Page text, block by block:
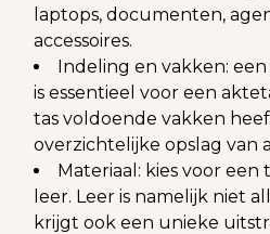
laptops, documenten,
accessoires.
Indeling en vakken:
is essentieel voor een
tas voldoende vakken
overzichtelijke opslag van
Materiaal: kies voor een
leer. Leer is namelijk niet
krijgt ook een unieke